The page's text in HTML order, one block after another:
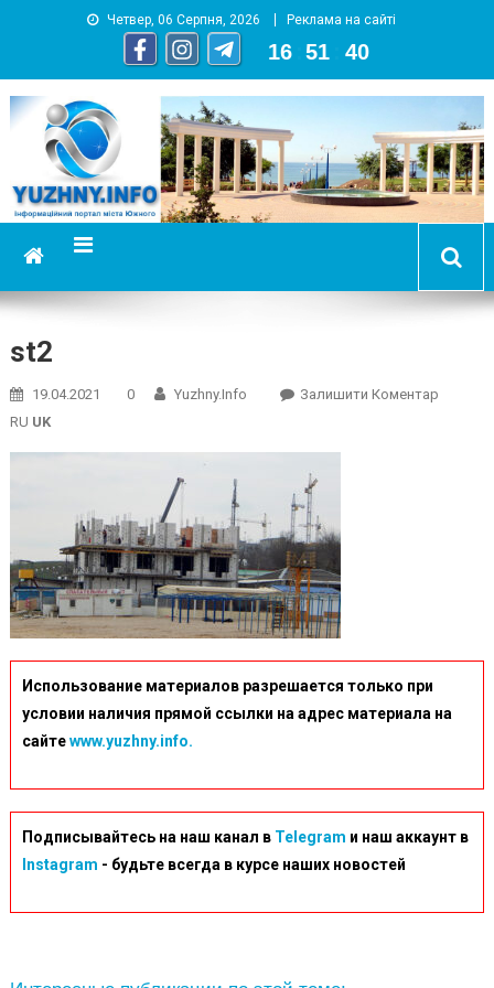
Четвер, 06 Серпня, 2026 Реклама на сайті
16 51 41
YUZHNY.INFO
информационный портал города Южный
st2
19.04.2021 0 Yuzhny.info Залишити КоментарOn
RU UK
Использование материалов разрешается только при
условии наличия прямой ссылки на адрес материала на
сайтеwww.yuzhny.info.
Подписывайтесь на наш канал в Telegram и наш аккаунт в
Instagram - будьте всегда в курсе наших новостей